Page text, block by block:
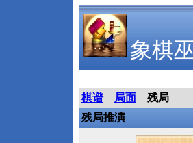
象棋
棋谱 局面
残局
残局推演